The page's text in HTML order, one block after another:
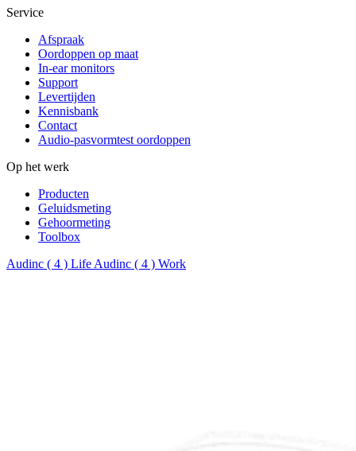
Service
Afspraak
Oordoppen op maat
In-ear monitors
Support
Levertijden
Kennisbank
Contact
Audio-pasvormtest oordoppen
Op het werk
Producten
Geluidsmeting
Gehoormeting
Toolbox
Audinc ( 4 ) Life Audinc ( 4 ) Work